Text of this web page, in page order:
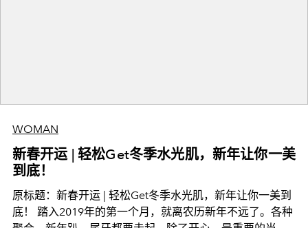
WOMAN
新春开运 | 轻松Get冬季水光肌，新年让你一美
到底！
原标题：新春开运 | 轻松Get冬季水光肌，新年让你一美到
底！ 踏入2019年的第一个月，就离农历新年不远了。各种